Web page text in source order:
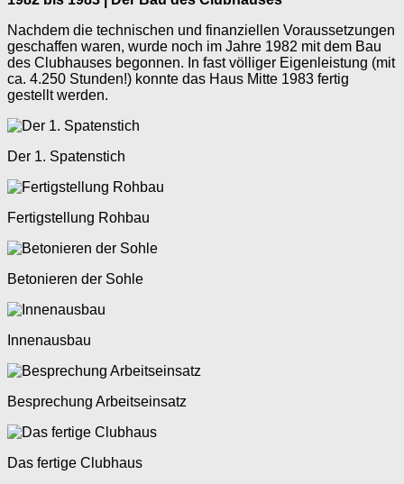
Nachdem die technischen und finanziellen Voraussetzungen
geschaffen waren, wurde noch im Jahre 1982 mit dem Bau
des Clubhauses begonnen. In fast völliger Eigenleistung (mit
ca. 4.250 Stunden!) konnte das Haus Mitte 1983 fertig
gestellt werden.
Der 1. Spatenstich
Fertigstellung Rohbau
Betonieren der Sohle
Innenausbau
Besprechung Arbeitseinsatz
Das fertige Clubhaus